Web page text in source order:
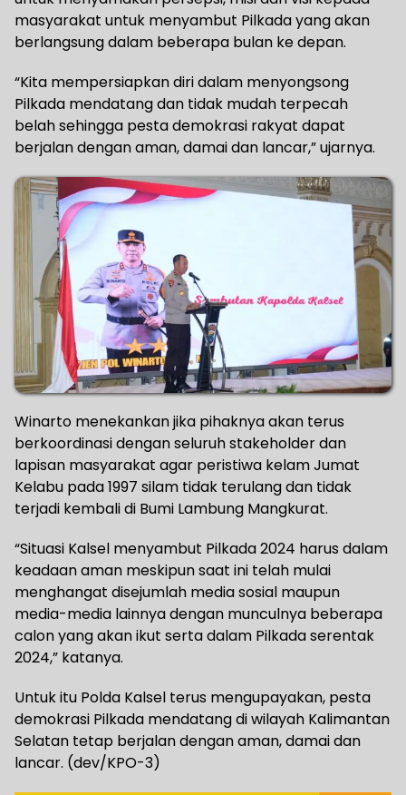
masyarakat untuk menyambut Pilkada yang akan
berlangsung dalam beberapa bulan ke depan.
“Kita mempersiapkan diri dalam menyongsong
Pilkada mendatang dan tidak mudah terpecah
belah sehingga pesta demokrasi rakyat dapat
berjalan dengan aman, damai dan lancar,” ujarnya.
Winarto menekankan jika pihaknya akan terus
berkoordinasi dengan seluruh stakeholder dan
lapisan masyarakat agar peristiwa kelam Jumat
Kelabu pada 1997 silam tidak terulang dan tidak
terjadi kembali di Bumi Lambung Mangkurat.
“Situasi Kalsel menyambut Pilkada 2024 harus dalam
keadaan aman meskipun saat ini telah mulai
menghangat disejumlah media sosial maupun
media-media lainnya dengan munculnya beberapa
calon yang akan ikut serta dalam Pilkada serentak
2024,” katanya.
Untuk itu Polda Kalsel terus mengupayakan, pesta
demokrasi Pilkada mendatang di wilayah Kalimantan
Selatan tetap berjalan dengan aman, damai dan
lancar. (dev/KPO-3)